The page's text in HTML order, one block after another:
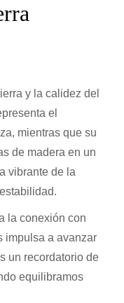
y la calidez del
el
mientras que su
de madera en un
vibrante de la
la conexión con
impulsa a avanzar
un recordatorio de
equilibramos